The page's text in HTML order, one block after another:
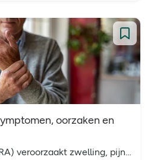
oorzaken en
Reumatoïde artritis (RA) veroorzaakt zwelling, pijn en stijfheid van de gewrichten. Ontdek symptomen, oorzaken, behandelingen en tips om flare-ups te voorkomen.